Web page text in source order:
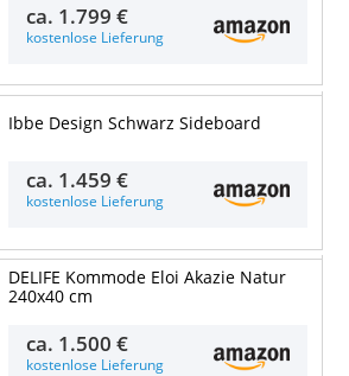
ca. 1.799 €
kostenlose Lieferung
Ibbe Design Schwarz Sideboard
ca. 1.459 €
kostenlose Lieferung
DELIFE Kommode Eloi Akazie Natur
240x40 cm
ca. 1.500 €
kostenlose Lieferung